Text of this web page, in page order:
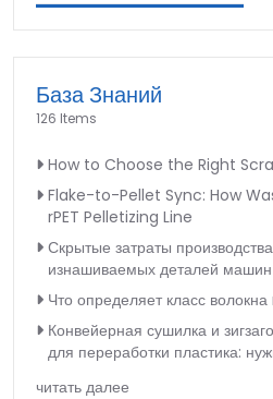
База Знаний
126 Items
How to Choose the Right
Flake-to-Pellet Sync: How
rPET Pelletizing Line
Скрытые затраты
изнашиваемых деталей машин
Что определяет класс волокна
Конвейерная сушилка и
для переработки пластика:
читать далее